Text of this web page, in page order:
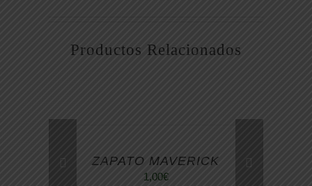
Productos Relacionados
TIENE
MÚLTIPLES
ZAPATO MAVERICK
1,00€